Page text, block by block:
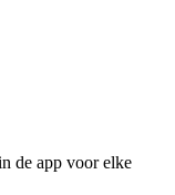
de app voor elke